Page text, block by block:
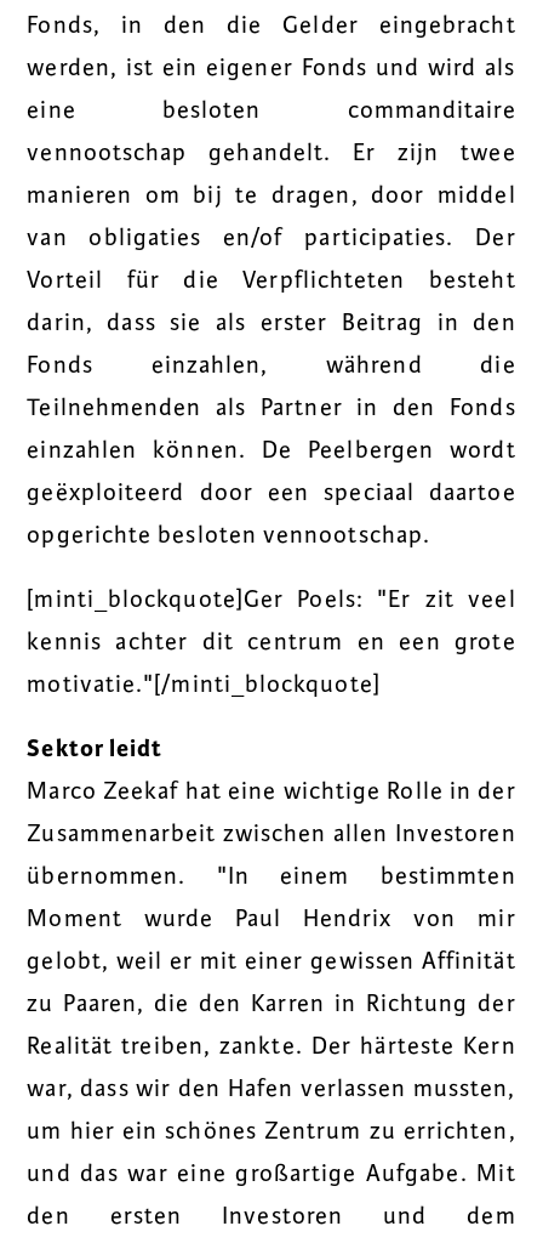
Fonds, in den die Gelder eingebracht
werden, ist ein eigener Fonds und wird als
eine besloten commanditaire
vennootschap gehandelt. Er zijn twee
manieren om bij te dragen, door middel
van obligaties en/of participaties. Der
Vorteil für die Verpflichteten besteht
darin, dass sie als erster Beitrag in den
Fonds einzahlen, während die
Teilnehmenden als Partner in den Fonds
einzahlen können. De Peelbergen wordt
geëxploiteerd door een speciaal daartoe
opgerichte besloten vennootschap.
[minti_blockquote]Ger Poels: "Er zit veel
kennis achter dit centrum en een grote
motivatie."[/minti_blockquote]
Sektor leidt
Marco Zeekaf hat eine wichtige Rolle in der
Zusammenarbeit zwischen allen Investoren
übernommen. "In einem bestimmten
Moment wurde Paul Hendrix von mir
gelobt, weil er mit einer gewissen Affinität
zu Paaren, die den Karren in Richtung der
Realität treiben, zankte. Der härteste Kern
war, dass wir den Hafen verlassen mussten,
um hier ein schönes Zentrum zu errichten,
und das war eine großartige Aufgabe. Mit
den ersten Investoren und dem